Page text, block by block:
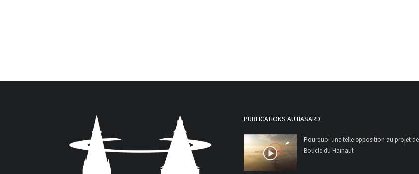
PUBLICATIONS AU HASARD
Pourquoi une telle opposition au projet de
Boucle du Hainaut